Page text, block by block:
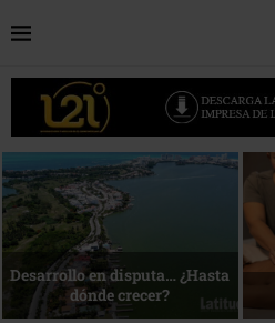
Bottega, un viaje servido a la
mesa